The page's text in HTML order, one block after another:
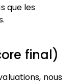
que les
final)
nous